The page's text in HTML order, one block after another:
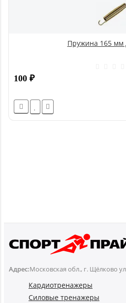
Пружина 165 мм
100 ₽
Адрес:Московская обл., г. Щёлково
Кардиотренажеры
Силовые тренажеры